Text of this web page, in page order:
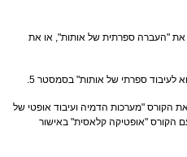
את "העברה ספרתית של אותות", או את
לעיבוד ספרתי של אותות" בסמסטר 5.
הקורס "מערכות הדמיה ועיבוד אופטי של
הקורס "אופטיקה קלאסית" באישור